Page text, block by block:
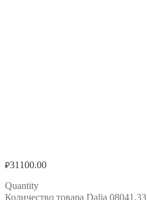
₽31100.00
Quantity
Количество товара Dalia 08041,33